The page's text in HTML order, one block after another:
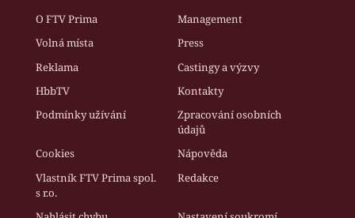
O FTV Prima
Management
Volná místa
Press
Reklama
Castingy a výzvy
HbbTV
Kontakty
Podmínky užívání
Zpracování osobních
údajů
Cookies
Nápověda
Vlastník FTV Prima spol.
s r.o.
Redakce